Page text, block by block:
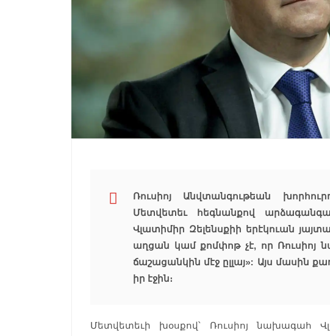
Ռուսիոյ Անվտանգութեան
Մետվետեւ հեգնանքով
Վլատիմիր Զելենսքիի երէկուան
աղցան կամ քոմփոթ չէ, որ Ռուսիոյ
ճաշացանկին մէջ ըլլայ»: Այս մասին
իր էջին։
Մետվետեւի խօսքով՝ Ռուսիոյ նախագահ